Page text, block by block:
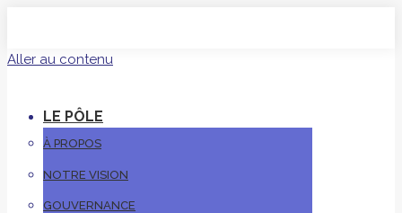
Aller au contenu
LE PÔLE
À PROPOS
NOTRE VISION
GOUVERNANCE